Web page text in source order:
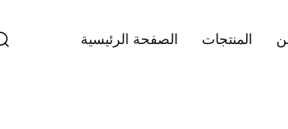
الصفحة الرئيسية المنتجات